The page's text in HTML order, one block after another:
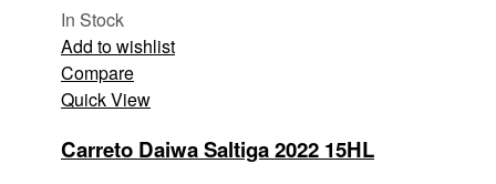
In Stock
Add to wishlist
Compare
Quick View
Carreto Daiwa Saltiga 2022 15HL